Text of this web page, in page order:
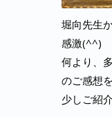
堀向先生
感激(^^)
何より、
のご感想
少しご紹